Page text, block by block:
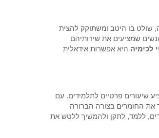
שולט בו היטב ומשתוקק להצית
שמציעים את שירותיהם
לכימיה היא אפשרות אידאלית
שיעורים פרטיים לתלמידים. עם
את החומרים בצורה הברורה
ללמד, לתקן ולהמשיך ללטש את